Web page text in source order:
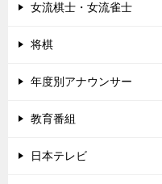
女流棋士・女流雀士
将棋
年度別アナウンサー
教育番組
日本テレビ